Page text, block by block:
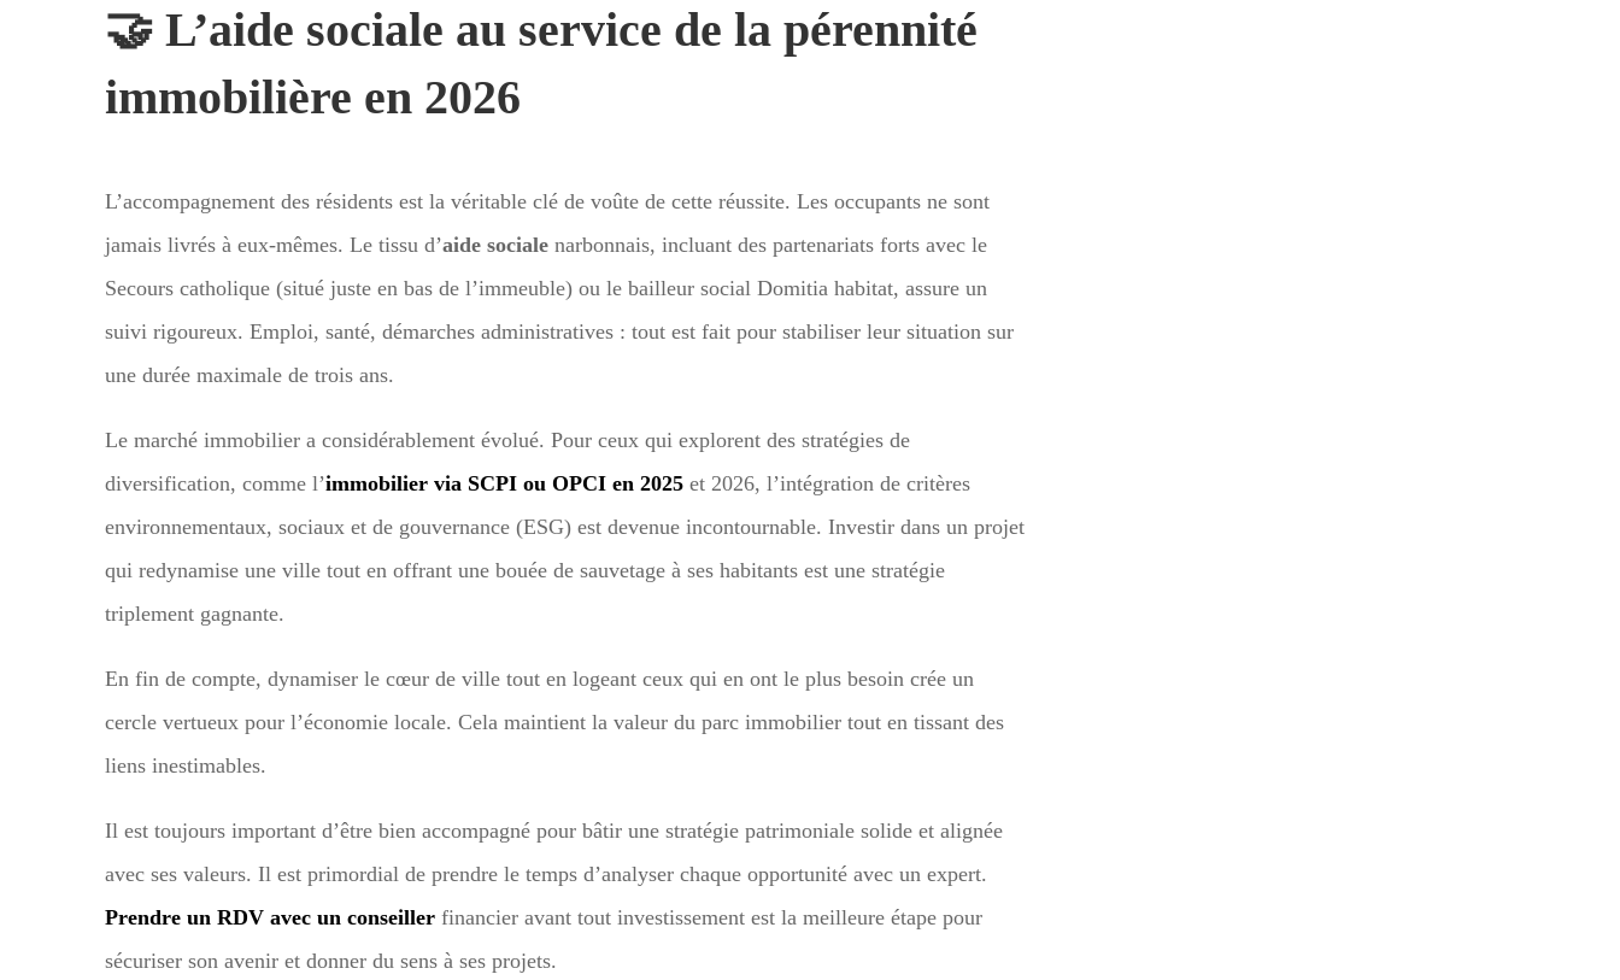
🤝 L’aide sociale au service de la pérennité
immobilière en 2026
L’accompagnement des résidents est la véritable clé de voûte de cette réussite. Les occupants ne sont
jamais livrés à eux-mêmes. Le tissu d’aide sociale narbonnais, incluant des partenariats forts avec le
Secours catholique (situé juste en bas de l’immeuble) ou le bailleur social Domitia habitat, assure un
suivi rigoureux. Emploi, santé, démarches administratives : tout est fait pour stabiliser leur situation sur
une durée maximale de trois ans.
Le marché immobilier a considérablement évolué. Pour ceux qui explorent des stratégies de
diversification, comme l’immobilier via SCPI ou OPCI en 2025 et 2026, l’intégration de critères
environnementaux, sociaux et de gouvernance (ESG) est devenue incontournable. Investir dans un projet
qui redynamise une ville tout en offrant une bouée de sauvetage à ses habitants est une stratégie
triplement gagnante.
En fin de compte, dynamiser le cœur de ville tout en logeant ceux qui en ont le plus besoin crée un
cercle vertueux pour l’économie locale. Cela maintient la valeur du parc immobilier tout en tissant des
liens inestimables.
Il est toujours important d’être bien accompagné pour bâtir une stratégie patrimoniale solide et alignée
avec ses valeurs. Il est primordial de prendre le temps d’analyser chaque opportunité avec un expert.
Prendre un RDV avec un conseiller financier avant tout investissement est la meilleure étape pour
sécuriser son avenir et donner du sens à ses projets.